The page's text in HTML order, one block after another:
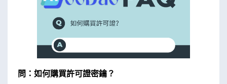
問：如何購買許可證密鑰？